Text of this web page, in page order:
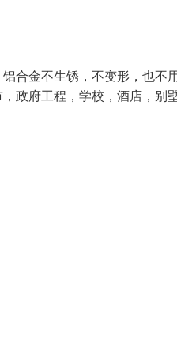
合金不生锈，不变形，也不
政府工程，学校，酒店，别